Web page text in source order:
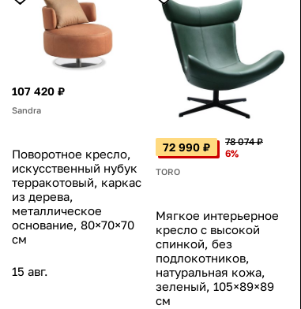
107 420 ₽
Sandra
Поворотное кресло,
искусственный нубук
терракотовый, каркас
из дерева,
металлическое
основание, 80×70×70
см
15 авг.
72 990 ₽
78 074 ₽
6%
TORO
Мягкое интерьерное
кресло с высокой
спинкой, без
подлокотников,
натуральная кожа,
зеленый, 105×89×89
см